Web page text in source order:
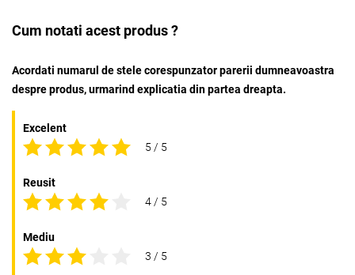
Cum notati acest produs ?
Acordati numarul de stele corespunzator parerii dumneavoastra
despre produs, urmarind explicatia din partea dreapta.
Excelent
5 / 5
Reusit
4 / 5
Mediu
3 / 5